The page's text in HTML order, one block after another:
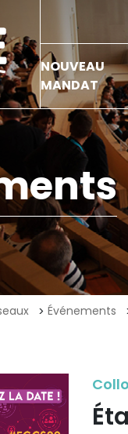
NOUVEAU
MANDAT
Événements